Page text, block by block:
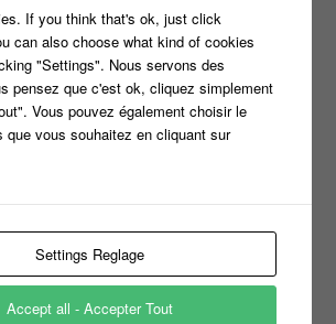
?
de casting ?
?
If you think that's ok, just click
can also choose what kind of cookies
"Settings". Nous servons des
pensez que c'est ok, cliquez simplement
Vous pouvez également choisir le
que vous souhaitez en cliquant sur
Settings Reglage
Accept all - Accepter Tout